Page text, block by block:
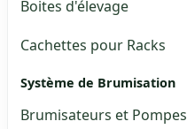
Boites d'élevage
Cachettes pour Racks
Système de Brumisation
Brumisateurs et Pompes